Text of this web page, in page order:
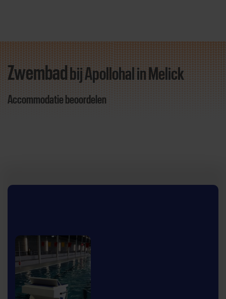
Direct door naar content
Zwembad bij Apollohal in Melick
Accommodatie beoordelen